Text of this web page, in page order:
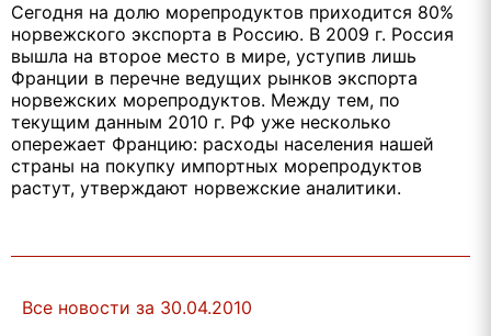
Сегодня на долю морепродуктов приходится 80%
норвежского экспорта в Россию. В 2009 г. Россия
вышла на второе место в мире, уступив лишь
Франции в перечне ведущих рынков экспорта
норвежских морепродуктов. Между тем, по
текущим данным 2010 г. РФ уже несколько
опережает Францию: расходы населения нашей
страны на покупку импортных морепродуктов
растут, утверждают норвежские аналитики.
Все новости за 30.04.2010